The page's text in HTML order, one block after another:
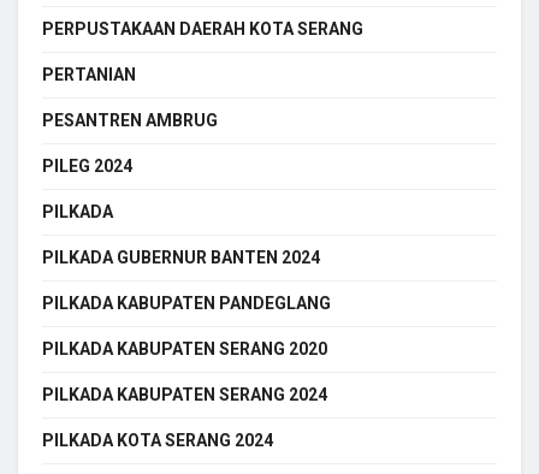
PERPUSTAKAAN DAERAH KOTA SERANG
PERTANIAN
PESANTREN AMBRUG
PILEG 2024
PILKADA
PILKADA GUBERNUR BANTEN 2024
PILKADA KABUPATEN PANDEGLANG
PILKADA KABUPATEN SERANG 2020
PILKADA KABUPATEN SERANG 2024
PILKADA KOTA SERANG 2024